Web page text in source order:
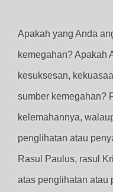
Apakah yang Anda
kemegahan? Apakah
kesuksesan,
sumber kemegahan?
kelemahannya,
penglihatan atau
Rasul Paulus, rasul
atas penglihatan atau